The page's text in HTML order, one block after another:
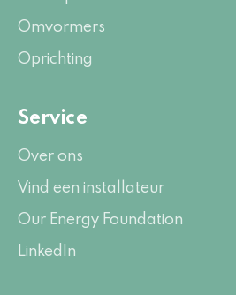
Omvormers
Oprichting
Service
Over ons
Vind een installateur
Our Energy Foundation
LinkedIn